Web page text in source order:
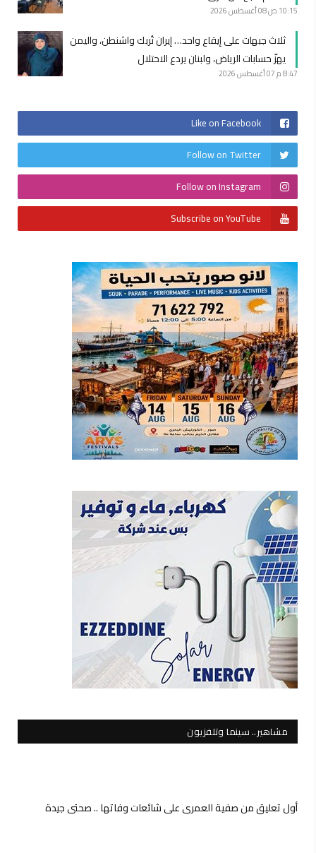
10:15 ص 08 أغسطس 2026
ثلاث جبهات على إيقاع واحد… إيران تُربك واشنطن، واليمن
يهزّ حسابات الرياض، ولبنان يردع الاحتلال
8:47 م 07 أغسطس 2026
Like on Facebook
Follow on Twitter
Follow on Instagram
Subscribe on YouTube
مشاهير.. سينما وتلفزيون
أول تعليق من صفية العمري على شائعات وفاتها .. صحتي جيدة